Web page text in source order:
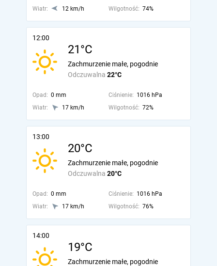
Wiatr:
12 km/h Wilgotność: 74%
12:00
21°C
Odczuwalna 22°C
Zachmurzenie małe, pogodnie
Opad: 0 mm Ciśnienie: 1016 hPa
Wiatr:
17 km/h Wilgotność: 72%
13:00
20°C
Odczuwalna 20°C
Zachmurzenie małe, pogodnie
Opad: 0 mm Ciśnienie: 1016 hPa
Wiatr:
17 km/h Wilgotność: 76%
14:00
19°C
Zachmurzenie małe, pogodnie